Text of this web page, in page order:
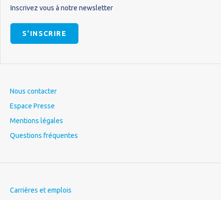
Inscrivez vous à notre newsletter
S'INSCRIRE
Nous contacter
Espace Presse
Mentions légales
Questions fréquentes
Carrières et emplois